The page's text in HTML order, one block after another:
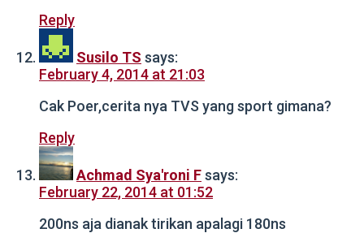
Reply
Susilo TS says:
February 4, 2014 at 21:03
Cak Poer,cerita nya TVS yang sport gimana?
Reply
Achmad Sya'roni Fsays:
February 22, 2014 at 01:52
200ns aja dianak tirikan apalagi 180ns